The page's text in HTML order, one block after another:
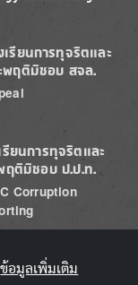
เรียนการทุจริตและ
พฤติมิชอบ สจล.
รียนการทุจริตและ
ฤติมิชอบ ป.ป.ท.
Corruption
ข้อมูลเพิ่มเติม